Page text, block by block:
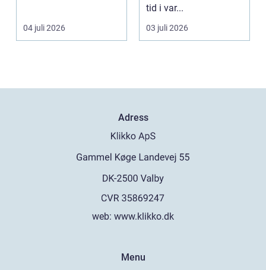
04 juli 2026
tid i var...
03 juli 2026
Adress
web: www.klikko.dk
Menu